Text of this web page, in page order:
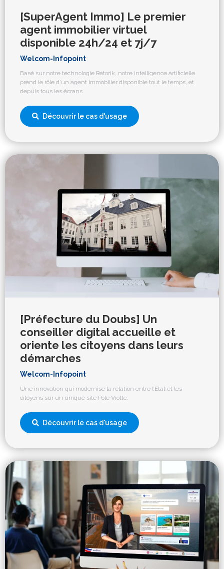
[SuperAgent Immo] Le premier
agent immobilier virtuel
disponible 24h/24 et 7j/7
Welcom-Infopoint
Basé sur notre technologie Retorik, notre intelligence artificielle
prend le rôle d’un agent immobilier disponible tout le temps, et
depuis tous les écrans.
Découvrir le cas d'usage
[Préfecture du Doubs] Un
conseiller digital accueille et
oriente les citoyens dans leurs
démarches
Welcom-Infopoint
Une innovation qui modernise la relation entre l’Etat et les
citoyens sur un unique site Pôle Viotte.
Découvrir le cas d'usage